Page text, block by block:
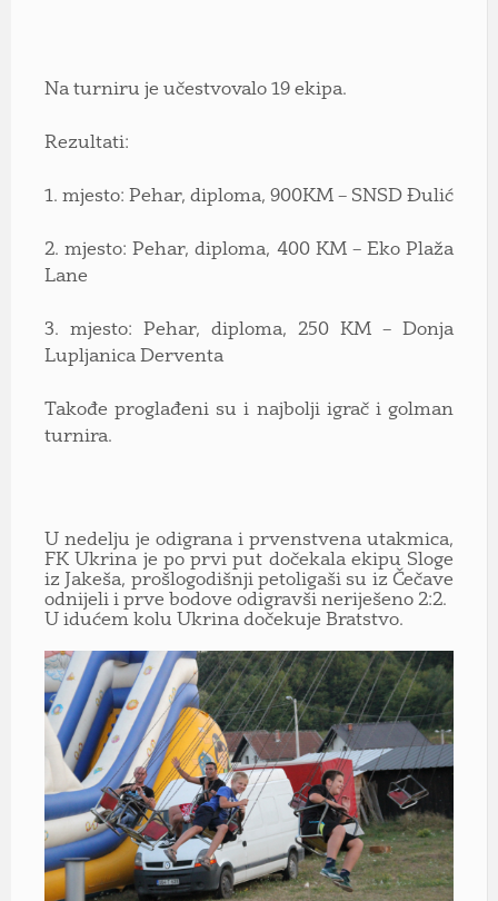
Na turniru je učestvovalo 19 ekipa.
Rezultati:
1. mjesto: Pehar, diploma, 900KM – SNSD Đulić
2. mjesto: Pehar, diploma, 400 KM – Eko Plaža
Lane
3. mjesto: Pehar, diploma, 250 KM – Donja
Lupljanica Derventa
Takođe proglađeni su i najbolji igrač i golman
turnira.
U nedelju je odigrana i prvenstvena utakmica,
FK Ukrina je po prvi put dočekala ekipu Sloge
iz Jakeša, prošlogodišnji petoligaši su iz Čečave
odnijeli i prve bodove odigravši neriješeno 2:2.
U idućem kolu Ukrina dočekuje Bratstvo.